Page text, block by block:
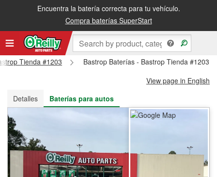
Encuentra la batería correcta para tu vehículo.
Compra baterías SuperStart
Recibe tu orden gratis al día siguiente o recógela en la tienda
Tienda #1203
Bastrop Baterías - Bastrop Tienda #1203
View page in English
Detalles
Baterías para autos